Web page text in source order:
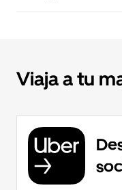
Viaja a tu